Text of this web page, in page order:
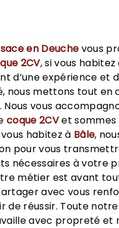
en Deuche vous
2CV, si vous habitez
d’une expérience et
nous mettons tout en
Nous vous
coque 2CVet sommes
habitez à Bâle,
pour vous
nécessaires à votre
métier est avant
avec vous
de réussir. Toute
avec propreté et